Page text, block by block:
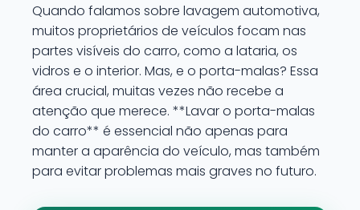
Quando falamos sobre lavagem automotiva,
muitos proprietários de veículos focam nas
partes visíveis do carro, como a lataria, os
vidros e o interior. Mas, e o porta-malas? Essa
área crucial, muitas vezes não recebe a
atenção que merece. **Lavar o porta-malas
do carro** é essencial não apenas para
manter a aparência do veículo, mas também
para evitar problemas mais graves no futuro.